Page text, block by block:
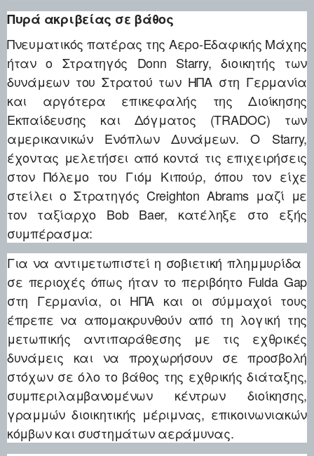
Πυρά ακριβείας σε βάθος
Πνευματικός πατέρας της Αερο-Εδαφικής Μάχης
ήταν ο Στρατηγός Donn Starry, διοικητής των
δυνάμεων του Στρατού των ΗΠΑ στη Γερμανία
και αργότερα επικεφαλής της Διοίκησης
Εκπαίδευσης και Δόγματος (TRADOC) των
αμερικανικών Ενόπλων Δυνάμεων. Ο Starry,
έχοντας μελετήσει από κοντά τις επιχειρήσεις
στον Πόλεμο του Γιόμ Κιπούρ, όπου τον είχε
στείλει ο Στρατηγός Creighton Abrams μαζί με
τον ταξίαρχο Bob Baer, κατέληξε στο εξής
συμπέρασμα:
Για να αντιμετωπιστεί η σοβιετική πλημμυρίδα
σε περιοχές όπως ήταν το περιβόητο Fulda Gap
στη Γερμανία, οι ΗΠΑ και οι σύμμαχοί τους
έπρεπε να απομακρυνθούν από τη λογική της
μετωπικής αντιπαράθεσης με τις εχθρικές
δυνάμεις και να προχωρήσουν σε προσβολή
στόχων σε όλο το βάθος της εχθρικής διάταξης,
συμπεριλαμβανομένων κέντρων διοίκησης,
γραμμών διοικητικής μέριμνας, επικοινωνιακών
κόμβων και συστημάτων αεράμυνας.